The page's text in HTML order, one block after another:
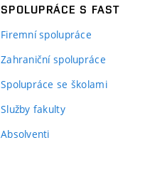
SPOLUPRÁCE S FAST
Firemní spolupráce
Zahraniční spolupráce
Spolupráce se školami
Služby fakulty
Absolventi